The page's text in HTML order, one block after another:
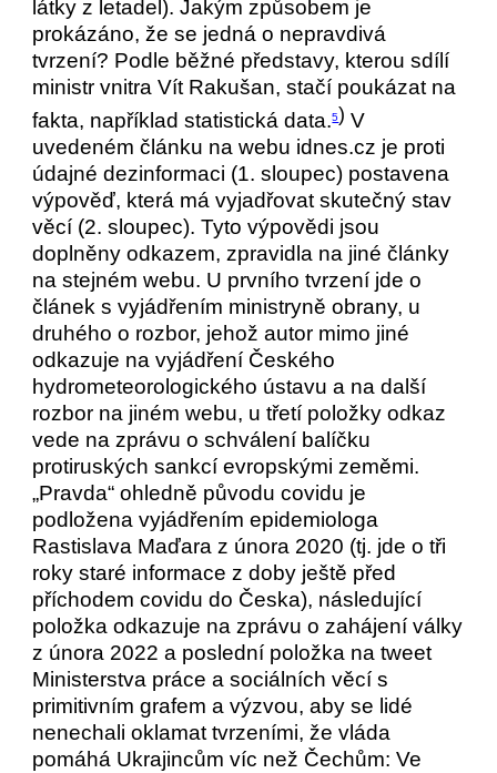
látky z letadel). Jakým způsobem je
prokázáno, že se jedná o nepravdivá
tvrzení? Podle běžné představy, kterou sdílí
ministr vnitra Vít Rakušan, stačí poukázat na
fakta, například statistická data.5) V
uvedeném článku na webu idnes.cz je proti
údajné dezinformaci (1. sloupec) postavena
výpověď, která má vyjadřovat skutečný stav
věcí (2. sloupec). Tyto výpovědi jsou
doplněny odkazem, zpravidla na jiné články
na stejném webu. U prvního tvrzení jde o
článek s vyjádřením ministryně obrany, u
druhého o rozbor, jehož autor mimo jiné
odkazuje na vyjádření Českého
hydrometeorologického ústavu a na další
rozbor na jiném webu, u třetí položky odkaz
vede na zprávu o schválení balíčku
protiruských sankcí evropskými zeměmi.
„Pravda“ ohledně původu covidu je
podložena vyjádřením epidemiologa
Rastislava Maďara z února 2020 (tj. jde o tři
roky staré informace z doby ještě před
příchodem covidu do Česka), následující
položka odkazuje na zprávu o zahájení války
z února 2022 a poslední položka na tweet
Ministerstva práce a sociálních věcí s
primitivním grafem a výzvou, aby se lidé
nenechali oklamat tvrzeními, že vláda
pomáhá Ukrajincům víc než Čechům: Ve